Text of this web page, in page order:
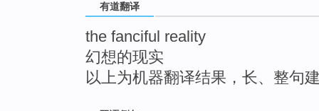
有道翻译
the fanciful reality
幻想的现实
以上为机器翻译结果，长、整句